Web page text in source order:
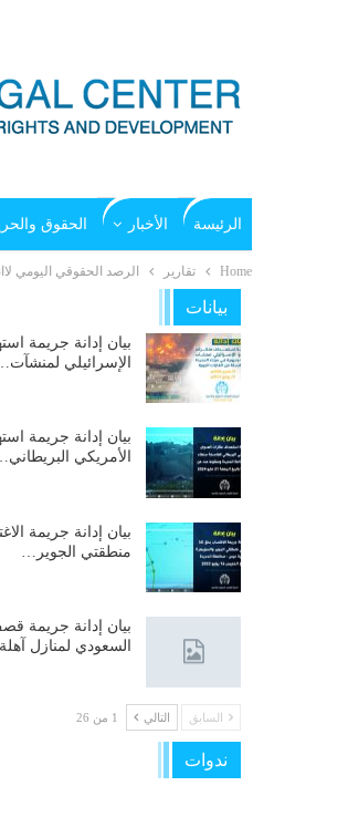
الرئيسة الأخبار الحقوق
Home تقارير الرصد الحقوقي اليومي
بيانات
بيان إدانة جريمة
الإسرائيلي لمنشآت…
بيان إدانة جريمة
الأمريكي
منطقتي الجوير…
بيان إدانة جريمة
السعودي لمنازل
السابق التالي 1 من 26
ندوات